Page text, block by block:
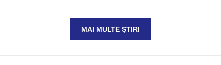
MAI MULTE ȘTIRI